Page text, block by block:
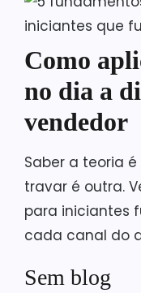
Como
no dia a
vendedor
Saber a teoria
travar é outra.
para iniciantes
cada canal do
Sem blog